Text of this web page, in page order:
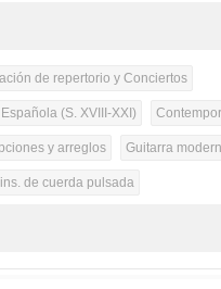
de repertorio y Conciertos
(S. XVIII-XXI)
y arreglos Guitarra
de cuerda pulsada